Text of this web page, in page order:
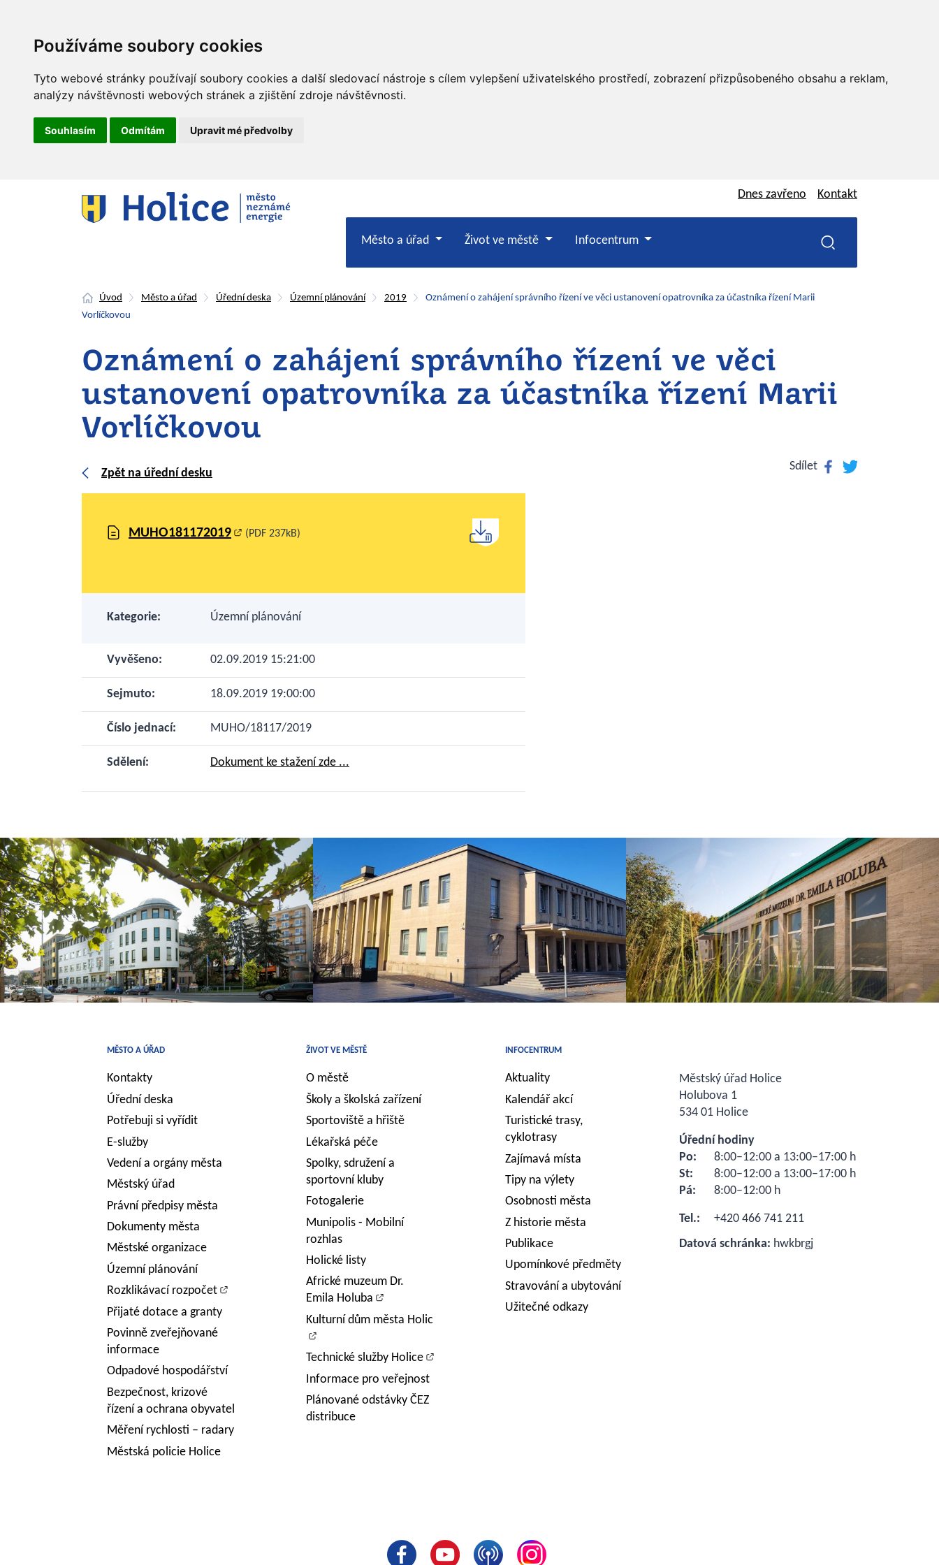
Používáme soubory cookies
Tyto webové stránky používají soubory cookies a další sledovací nástroje s cílem vylepšení uživatelského prostředí, zobrazení přizpůsobeného obsahu a reklam,
analýzy návštěvnosti webových stránek a zjištění zdroje návštěvnosti.
Souhlasím Odmítám Upravit mé předvolby
Úvod Město a úřad Úřední deska Územní plánování 2019
Oznámení o zahájení správního řízení ve věci ustanovení opatrovníka za účastníka řízení Marii
Vorlíčkovou
Oznámení o zahájení správního řízení ve věci
ustanovení opatrovníka za účastníka řízení Marii
Vorlíčkovou
Zpět na úřední desku
Sdílet Facebook
Twitter
MUHO181172019 (PDF 237kB)
Kategorie: Územní plánování
Vyvěšeno: 02.09.2019 15:21:00
Sejmuto: 18.09.2019 19:00:00
Číslo jednací: MUHO/18117/2019
Sdělení: Dokument ke stažení zde ...
Dnes zavřeno Kontakt
Město a úřad Život ve městě Infocentrum
MĚSTO A ÚŘAD
Kontakty
Úřední deska
Potřebuji si vyřídit
E-služby
Vedení a orgány města
Městský úřad
Právní předpisy města
Dokumenty města
Městské organizace
Územní plánování
Rozklikávací rozpočet
Přijaté dotace a granty
Povinně zveřejňované
informace
Odpadové hospodářství
Bezpečnost, krizové
řízení a ochrana obyvatel
Měření rychlosti – radary
Městská policie Holice
ŽIVOT VE MĚSTĚ
O městě
Školy a školská zařízení
Sportoviště a hřiště
Lékařská péče
Spolky, sdružení a
sportovní kluby
Fotogalerie
Munipolis - Mobilní
rozhlas
Holické listy
Africké muzeum Dr.
Emila Holuba
Kulturní dům města Holic
Technické služby Holice
Informace pro veřejnost
Plánované odstávky ČEZ
distribuce
INFOCENTRUM
Aktuality
Kalendář akcí
Turistické trasy,
cyklotrasy
Zajímavá místa
Tipy na výlety
Osobnosti města
Z historie města
Publikace
Upomínkové předměty
Stravování a ubytování
Užitečné odkazy
Městský úřad Holice
Holubova 1
534 01 Holice
Úřední hodiny
Po:
8:00–12:00 a 13:00–17:00 h
St:
8:00–12:00 a 13:00–17:00 h
Pá:
8:00–12:00 h
Tel.:
+420 466 741 211
Datová schránka: hwkbrgj